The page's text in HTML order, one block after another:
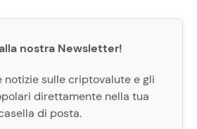
nostra Newsletter!
notizie sulle criptovalute e gli
direttamente nella tua
di posta.